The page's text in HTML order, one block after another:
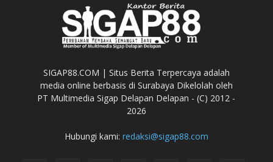
SIGAP88.COM | Situs Berita Terpercaya adalah
media online berbasis di Surabaya Dikelolah oleh
PT Multimedia Sigap Delapan Delapan - (C) 2012 -
2026
Hubungi kami: redaksi@sigap88.com